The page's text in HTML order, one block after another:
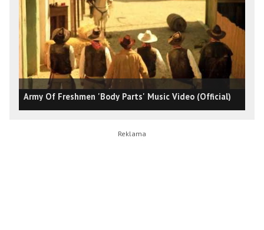
Army Of Freshmen 'Body Parts' Music Video (Official)